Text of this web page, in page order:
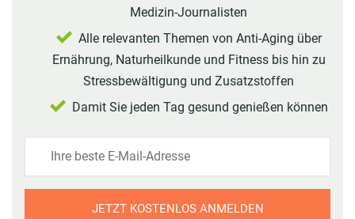
Medizin-Journalisten
Alle relevanten Themen von Anti-Aging über
Ernährung, Naturheilkunde und Fitness bis hin zu
Stressbewältigung und Zusatzstoffen
Damit Sie jeden Tag gesund genießen können
JETZT KOSTENLOS ANMELDEN